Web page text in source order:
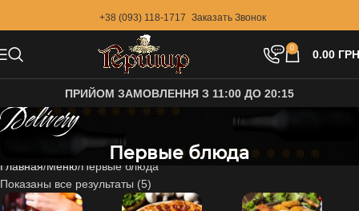
+38 (093) 118-1717 Заказать Звонок
0 0.00
ПРИЙОМ ЗАМОВЛЕННЯ З 11:00 ДО 20:15
Delivery
Первые блюда
Главная Меню Первые блюда
Показаны все результаты (5)